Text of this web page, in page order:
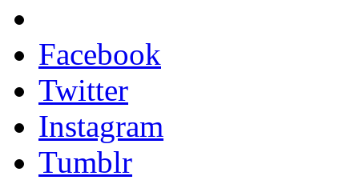
Facebook
Twitter
Instagram
Tumblr